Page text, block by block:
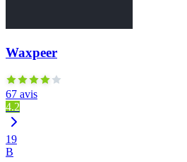
Waxpeer
67 avis
4.2
19
B